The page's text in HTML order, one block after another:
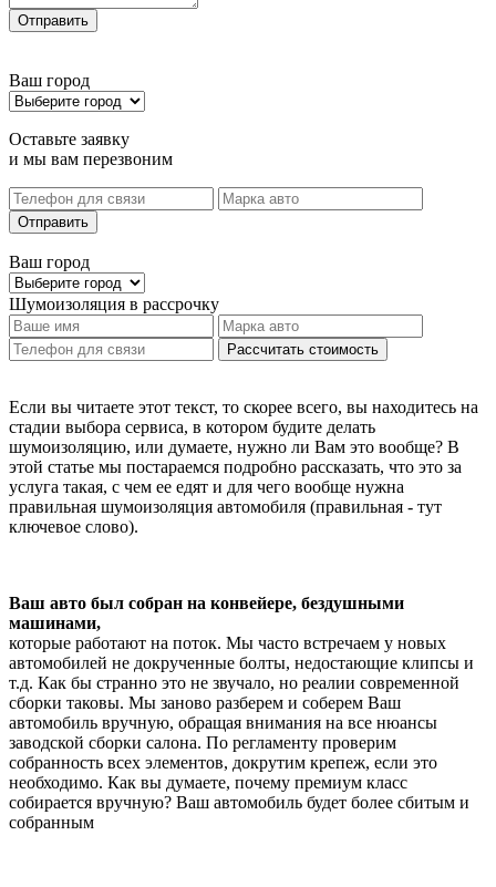
Отправить
Ваш город
Оставьте заявку
и мы вам перезвоним
Отправить
Ваш город
Шумоизоляция в рассрочку
Рассчитать стоимость
Если вы читаете этот текст, то скорее всего, вы находитесь на
стадии выбора сервиса, в котором будите делать
шумоизоляцию, или думаете, нужно ли Вам это вообще? В
этой статье мы постараемся подробно рассказать, что это за
услуга такая, с чем ее едят и для чего вообще нужна
правильная шумоизоляция автомобиля (правильная - тут
ключевое слово).
Ваш авто был собран на конвейере, бездушными
машинами,
которые работают на поток. Мы часто встречаем у новых
автомобилей не докрученные болты, недостающие клипсы и
т.д. Как бы странно это не звучало, но реалии современной
сборки таковы. Мы заново разберем и соберем Ваш
автомобиль вручную, обращая внимания на все нюансы
заводской сборки салона. По регламенту проверим
собранность всех элементов, докрутим крепеж, если это
необходимо. Как вы думаете, почему премиум класс
собирается вручную? Ваш автомобиль будет более сбитым и
собранным